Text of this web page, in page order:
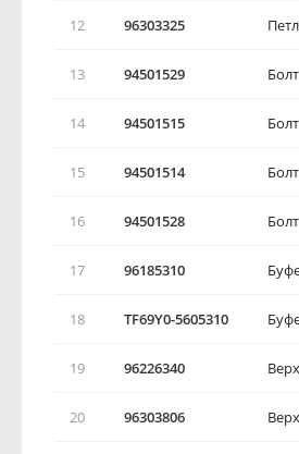
12 96303325
13 94501529 Болт
14 94501515 Болт
15 94501514 Болт
16 94501528 Болт
17 96185310
18 TF69Y0-5605310
19 96226340
20 96303806